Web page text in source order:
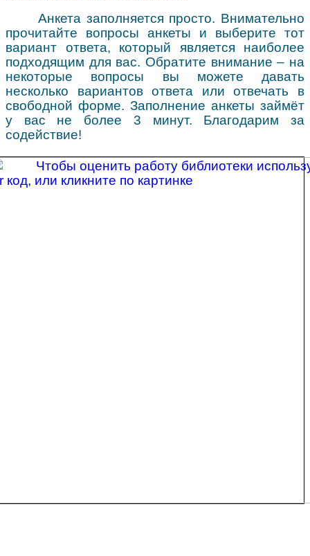
Анкета заполняется просто. Внимательно
прочитайте вопросы анкеты и выберите тот
вариант ответа, который является наиболее
подходящим для вас. Обратите внимание – на
некоторые вопросы вы можете давать
несколько вариантов ответа или отвечать в
свободной форме. Заполнение анкеты займёт
у вас не более 3 минут. Благодарим за
содействие!